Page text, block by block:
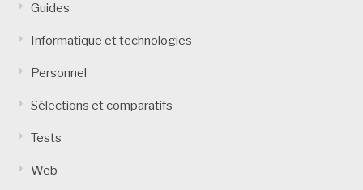
Guides
Informatique et technologies
Personnel
Sélections et comparatifs
Tests
Web